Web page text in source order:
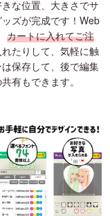
な位置、大きさでサ
ズが完成です！Web
カートに入れてご注
たりして、気軽に触
保存して、後で編集
有もできます。